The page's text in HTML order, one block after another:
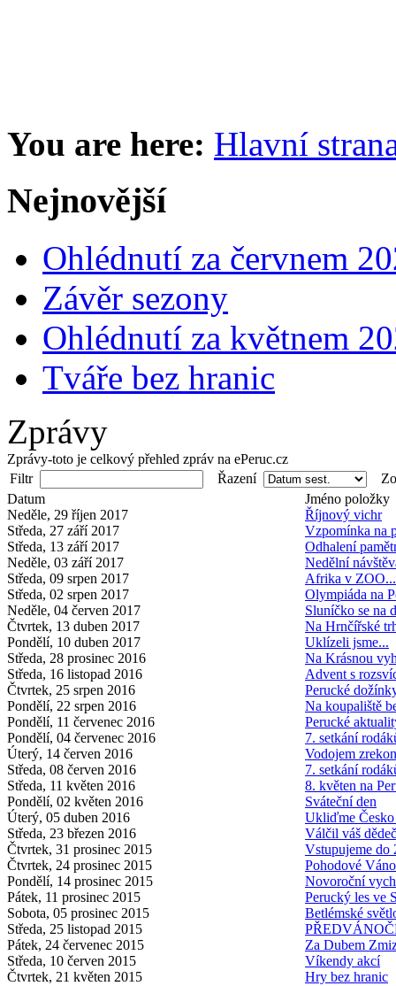
You are here: Hlavní
Nejnovější
Ohlédnutí za červnem
Závěr sezony
Ohlédnutí za květnem
Tváře bez hranic
Zprávy
Zprávy-toto je celkový přehled zpráv na ePeruc.cz
Filtr
Řazení
Datum
Jméno položky
Neděle, 29 říjen 2017
Říjnový vichr
Středa, 27 září 2017
Vzpomínka na
Středa, 13 září 2017
Odhalení
Neděle, 03 září 2017
Nedělní
Středa, 09 srpen 2017
Afrika v ZOO...
Středa, 02 srpen 2017
Olympiáda na
Neděle, 04 červen 2017
Sluníčko se na
Čtvrtek, 13 duben 2017
Na Hrnčířské
Pondělí, 10 duben 2017
Uklízeli jsme...
Středa, 28 prosinec 2016
Na Krásnou
Středa, 16 listopad 2016
Advent s
Čtvrtek, 25 srpen 2016
Perucké
Pondělí, 22 srpen 2016
Na koupaliště
Pondělí, 11 červenec 2016
Perucké
Pondělí, 04 červenec 2016
7. setkání
Úterý, 14 červen 2016
Vodojem
Středa, 08 červen 2016
7. setkání
Středa, 11 květen 2016
8. květen na
Pondělí, 02 květen 2016
Sváteční den
Úterý, 05 duben 2016
Ukliďme Česko
Středa, 23 březen 2016
Válčil váš
Čtvrtek, 31 prosinec 2015
Vstupujeme do
Čtvrtek, 24 prosinec 2015
Pohodové
Pondělí, 14 prosinec 2015
Novoroční
Pátek, 11 prosinec 2015
Perucký les ve
Sobota, 05 prosinec 2015
Betlémské
Středa, 25 listopad 2015
Pátek, 24 červenec 2015
Za Dubem
Středa, 10 červen 2015
Víkendy akcí
Čtvrtek, 21 květen 2015
Hry bez hranic